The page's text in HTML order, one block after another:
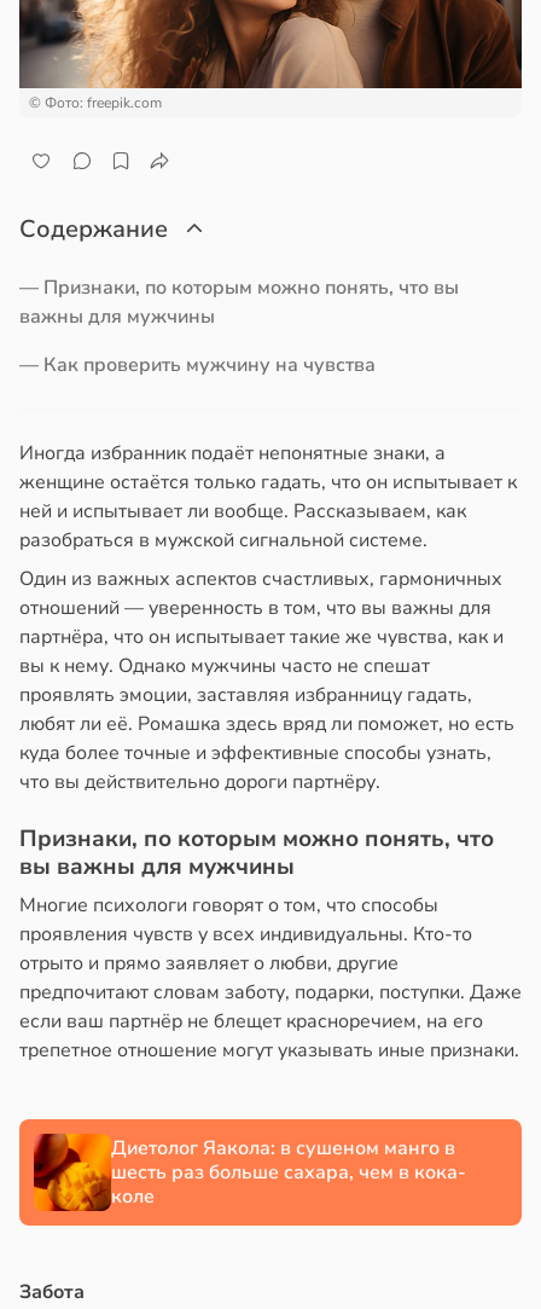
в19:27
16:23
© Фото: freepik.com
Содержание
— Признаки, по которым можно понять, что вы
важны для мужчины
— Как проверить мужчину на чувства
Иногда избранник подаёт непонятные знаки, а
женщине остаётся только гадать, что он испытывает к
ней и испытывает ли вообще. Рассказываем, как
разобраться в мужской сигнальной системе.
Один из важных аспектов счастливых, гармоничных
отношений — уверенность в том, что вы важны для
партнёра, что он испытывает такие же чувства, как и
вы к нему. Однако мужчины часто не спешат
проявлять эмоции, заставляя избранницу гадать,
любят ли её. Ромашка здесь вряд ли поможет, но есть
куда более точные и эффективные способы узнать,
что вы действительно дороги партнёру.
Признаки, по которым можно понять, что
вы важны для мужчины
Многие психологи говорят о том, что способы
проявления чувств у всех индивидуальны. Кто-то
отрыто и прямо заявляет о любви, другие
предпочитают словам заботу, подарки, поступки. Даже
если ваш партнёр не блещет красноречием, на его
трепетное отношение могут указывать иные признаки.
Диетолог Яакола: в сушеном манго в
шесть раз больше сахара, чем в кока-
коле
Забота